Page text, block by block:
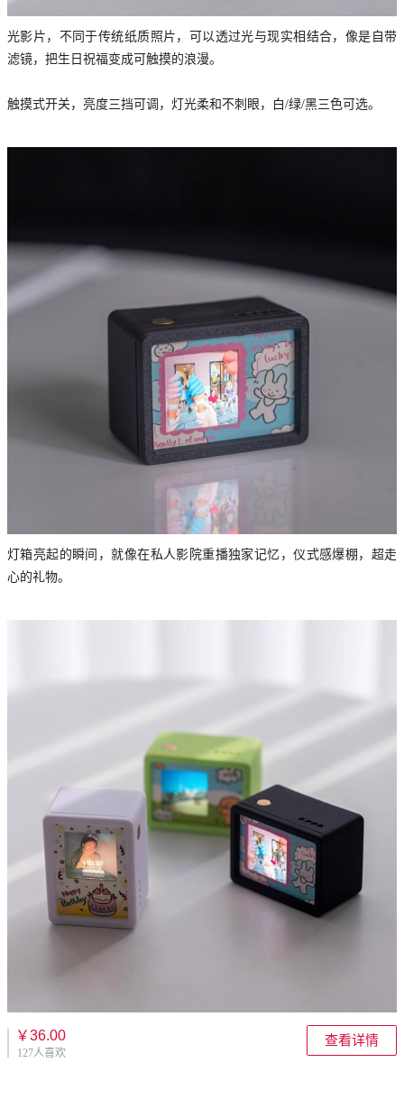
光影片，不同于传统纸质照片，可以透过光与现实相结合，像是自带
滤镜，把生日祝福变成可触摸的浪漫。
触摸式开关，亮度三挡可调，灯光柔和不刺眼，白/绿/黑三色可选。
灯箱亮起的瞬间，就像在私人影院重播独家记忆，仪式感爆棚，超走
心的礼物。
￥36.00
127人喜欢
查看详情